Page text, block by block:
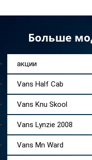
Больше
акции
Vans Half Cab
Vans Knu Skool
Vans Lynzie 2008
Vans Mn Ward